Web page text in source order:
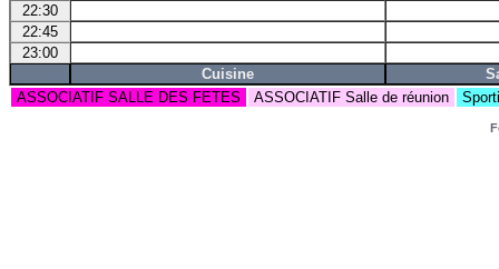
22:30
22:45
23:00
Cuisine
ASSOCIATIF SALLE DES FETES
ASSOCIATIF Salle de réunion